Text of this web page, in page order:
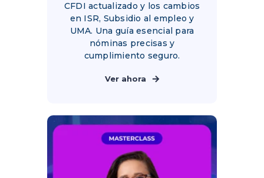
CFDI actualizado y los cambios
en ISR, Subsidio al empleo y
UMA. Una guía esencial para
nóminas precisas y
cumplimiento seguro.
Ver ahora